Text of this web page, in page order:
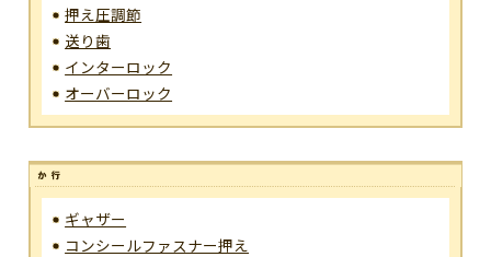
押え圧調節
送り歯
インターロック
オーバーロック
ギャザー
コンシールファスナー押え